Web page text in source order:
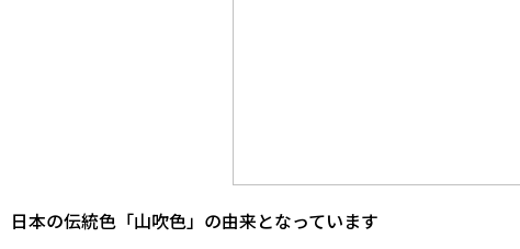
日本の伝統色「山吹色」の由来となっています